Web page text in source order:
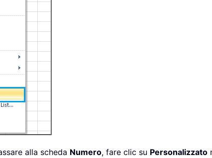
alla scheda Numero, fare clic su Personalizzato